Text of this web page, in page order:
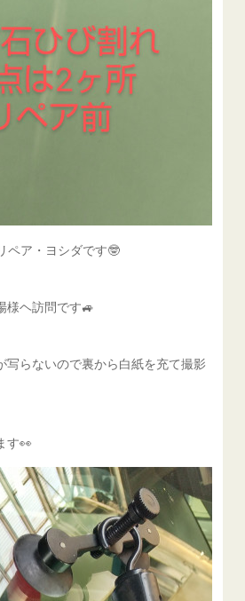
ペア・ヨシダです🤓
様ヘ訪問です🚙
写らないので裏から白紙を充て撮影
す👀